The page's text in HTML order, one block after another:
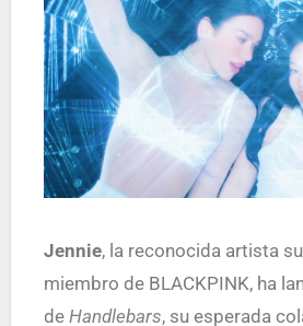
Jennie, la reconocida artista
miembro de BLACKPINK, ha
de Handlebars, su esperada